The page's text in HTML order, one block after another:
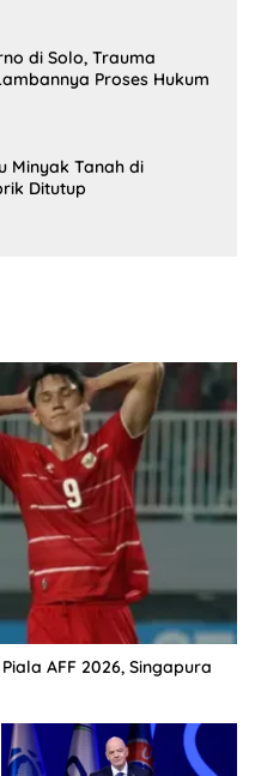
di Solo, Trauma
Proses Hukum
Minyak Tanah di
Ditutup
AFF 2026, Singapura